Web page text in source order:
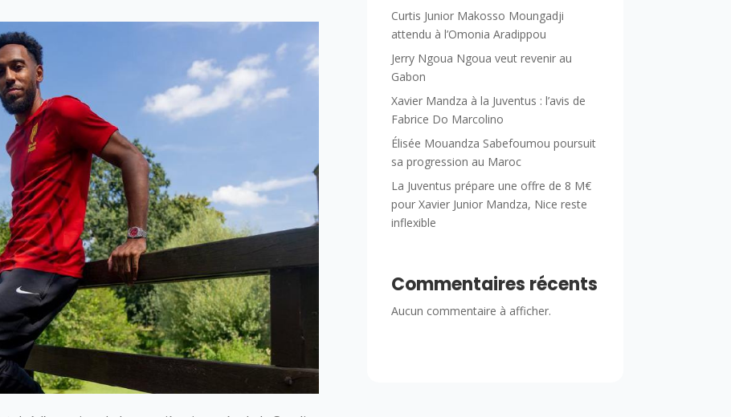
Curtis Junior Makosso Moungadji
attendu à l’Omonia Aradippou
Jerry Ngoua Ngoua veut revenir au
Gabon
Xavier Mandza à la Juventus : l’avis de
Fabrice Do Marcolino
Élisée Mouandza Sabefoumou poursuit
sa progression au Maroc
La Juventus prépare une offre de 8 M€
pour Xavier Junior Mandza, Nice reste
inflexible
Commentaires récents
Aucun commentaire à afficher.